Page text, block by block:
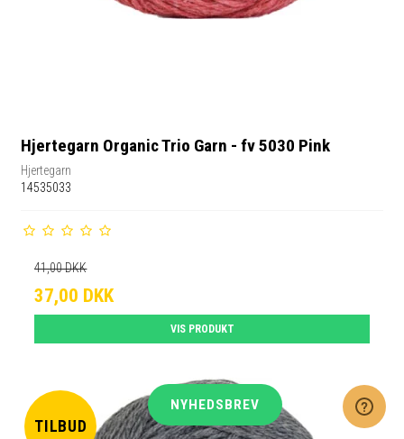
Hjertegarn Organic Trio Garn - fv 5030 Pink
Hjertegarn
14535033
41,00 DKK
37,00 DKK
VIS PRODUKT
TILBUD
NYHEDSBREV